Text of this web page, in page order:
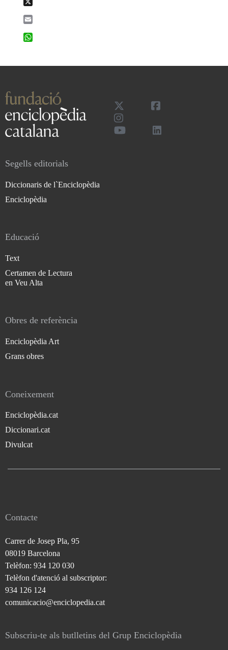
Segells editorials
Diccionaris de l`Enciclopèdia
Enciclopèdia
Educació
Text
Certamen de Lectura
en Veu Alta
Obres de referència
Enciclopèdia Art
Grans obres
Coneixement
Enciclopèdia.cat
Diccionari.cat
Divulcat
Contacte
Carrer de Josep Pla, 95
08019 Barcelona
Telèfon: 934 120 030
Telèfon d'atenció al subscriptor:
934 126 124
comunicacio@enciclopedia.cat
Subscriu-te als butlletins del Grup Enciclopèdia